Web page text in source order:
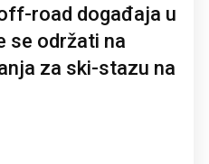
road događaja u
se održati na
za ski-stazu na